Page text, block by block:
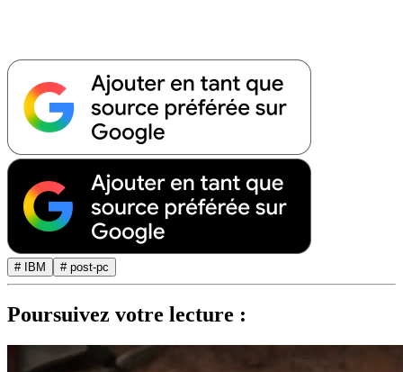
# IBM # post-pc
Poursuivez votre lecture :